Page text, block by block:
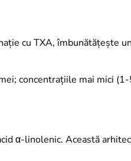
cu TXA, îmbunătățește
concentrațiile mai mici
α-linolenic. Această